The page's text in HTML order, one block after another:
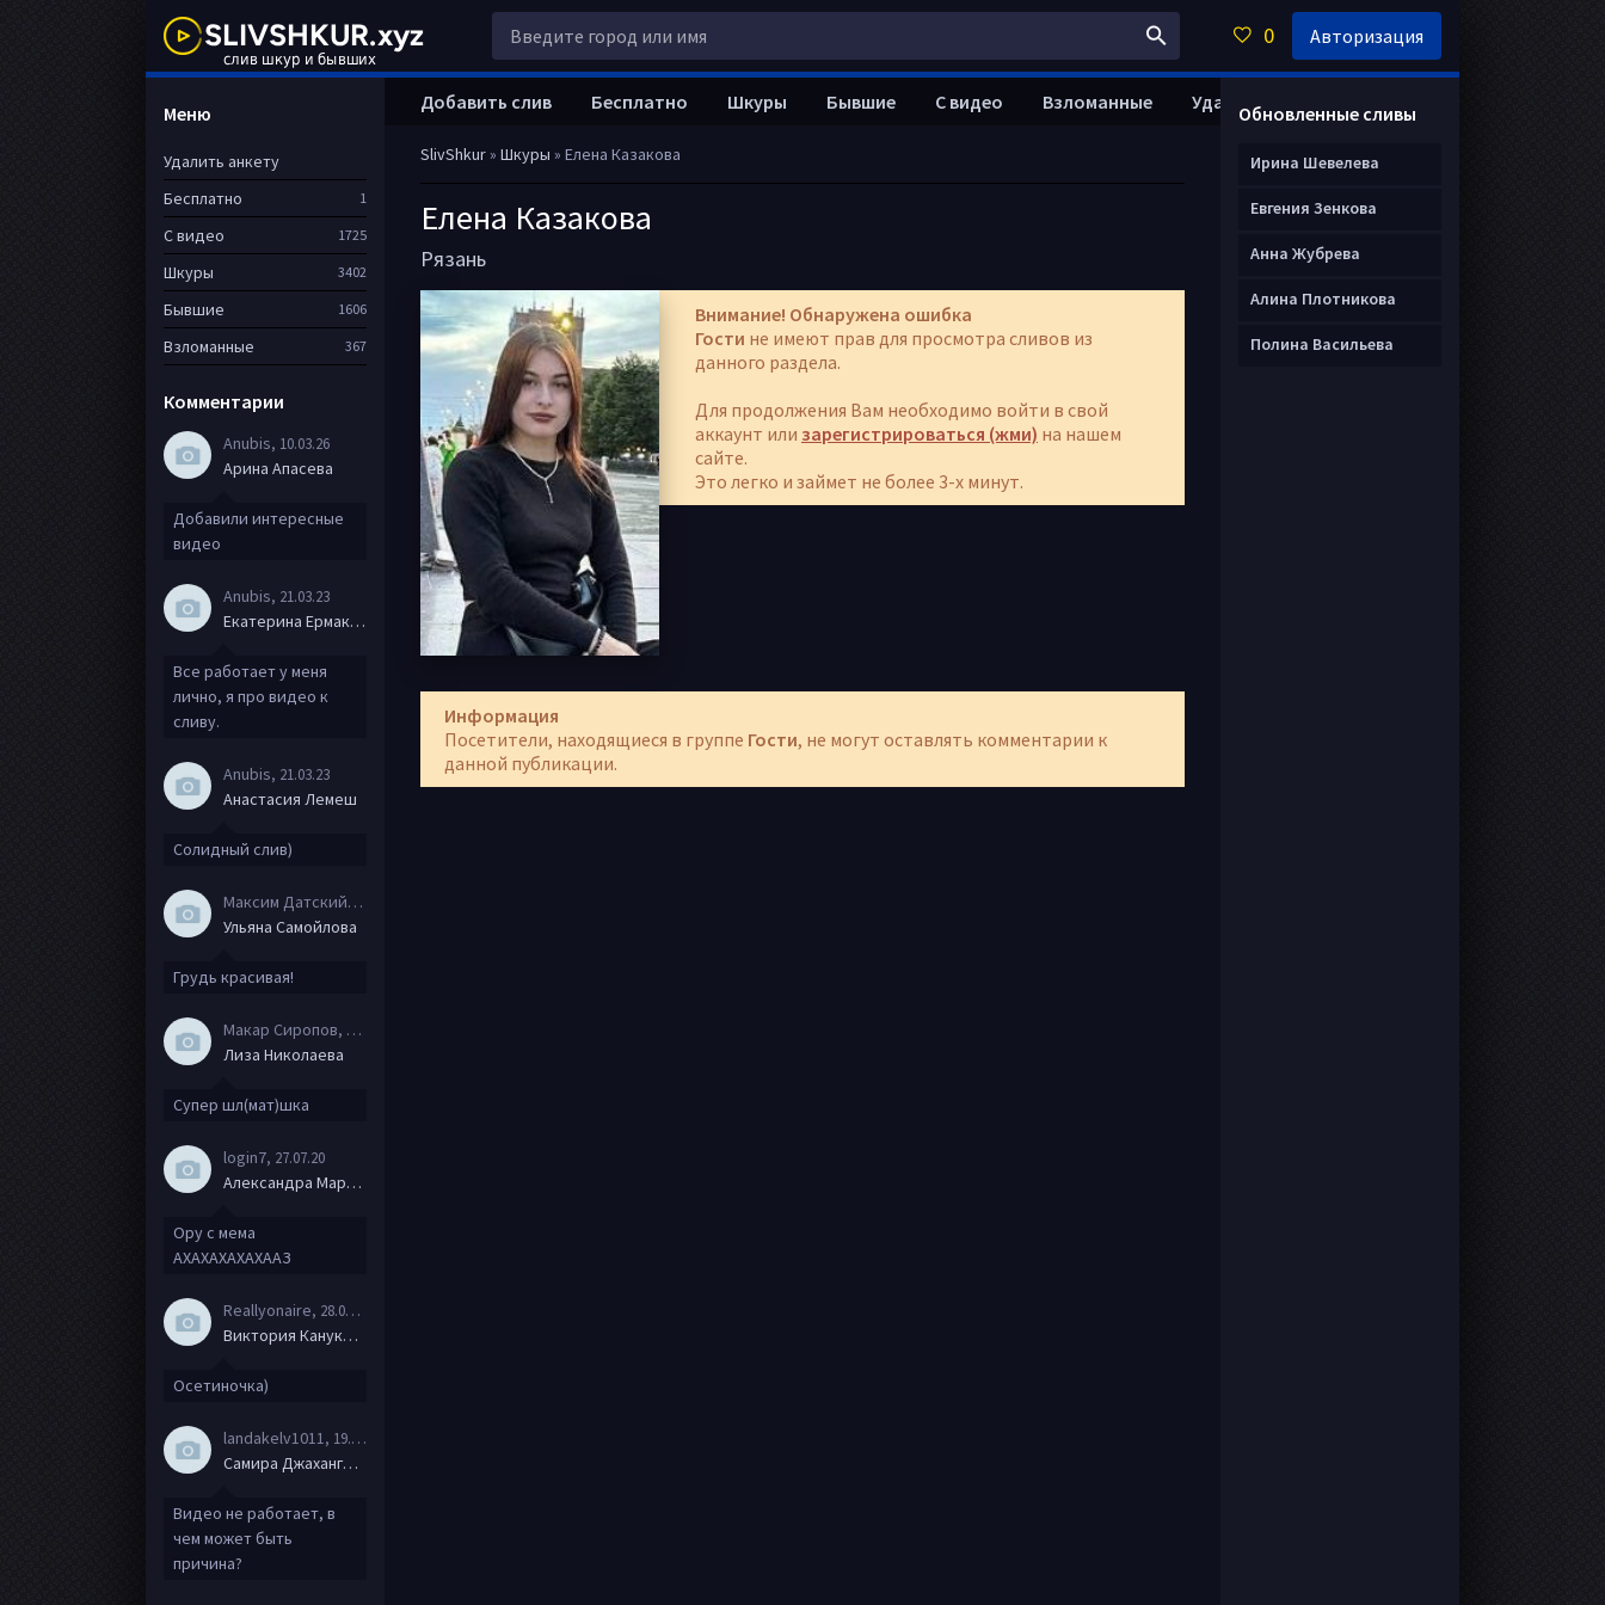
SlivShkur» Шкуры » Елена Казакова
Елена Казакова
Рязань
Внимание! Обнаружена ошибка
Гости не имеют прав для просмотра сливов из
данного раздела.
Для продолжения Вам необходимо войти в свой
аккаунт или зарегистрироваться (жми) на нашем
сайте.
Это легко и займет не более 3-х минут.
Информация
Посетители, находящиеся в группе Гости, не могут оставлять комментарии к
данной публикации.
Добавить слив Бесплатно Шкуры Бывшие С видео Взломанные Удалить анкету
Меню
Удалить анкету
Бесплатно
1
С видео 1725
Шкуры 3402
Бывшие 1606
Взломанные 367
Комментарии
Anubis, 10.03.26
Арина Апасева
Добавили интересные
видео
Anubis, 21.03.23
Екатерина Ермакова
Все работает у меня
лично, я про видео к
сливу.
Anubis, 21.03.23
Анастасия Лемеш
Солидный слив)
Максим Датский
, 15.08.20
Ульяна Самойлова
Грудь красивая!
Макар Сиропов, 08.08.20
Лиза Николаева
Супер шл(мат)шка
login7, 27.07.20
Александра Маркова
Ору с мема
АХАХАХАХАХААЗ
Reallyonaire, 28.06.20
Виктория Канукова
Осетиночка)
landakelv1011 , 19.06.20
Самира Джахангирова
Видео не работает, в
чем может быть
причина?
Обновленные сливы
Ирина Шевелева
Евгения Зенкова
Анна Жубрева
Алина Плотникова
Полина Васильева
0 Авторизация